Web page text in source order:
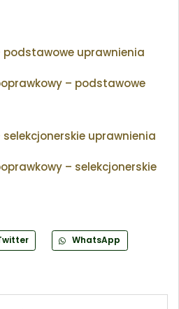
uprawnienia
– podstawowe
uprawnienia
– selekcjonerskie
WhatsApp